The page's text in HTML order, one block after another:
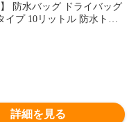
防水バッグ ドライバッグ
イプ 10リットル 防水トー
継続モデル【 防水バック
ートバック 無縫製バッグ
】【翌日配達対象】[自社]
詳細を見る